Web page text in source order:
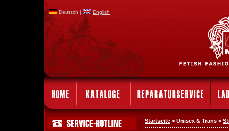
Deutsch | English
Startseite > Unisex & Trans >